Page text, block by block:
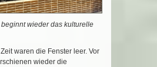
wieder das kulturelle
waren die Fenster leer. Vor
wieder die